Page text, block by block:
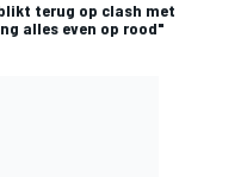
terug op clash met
alles even op rood"